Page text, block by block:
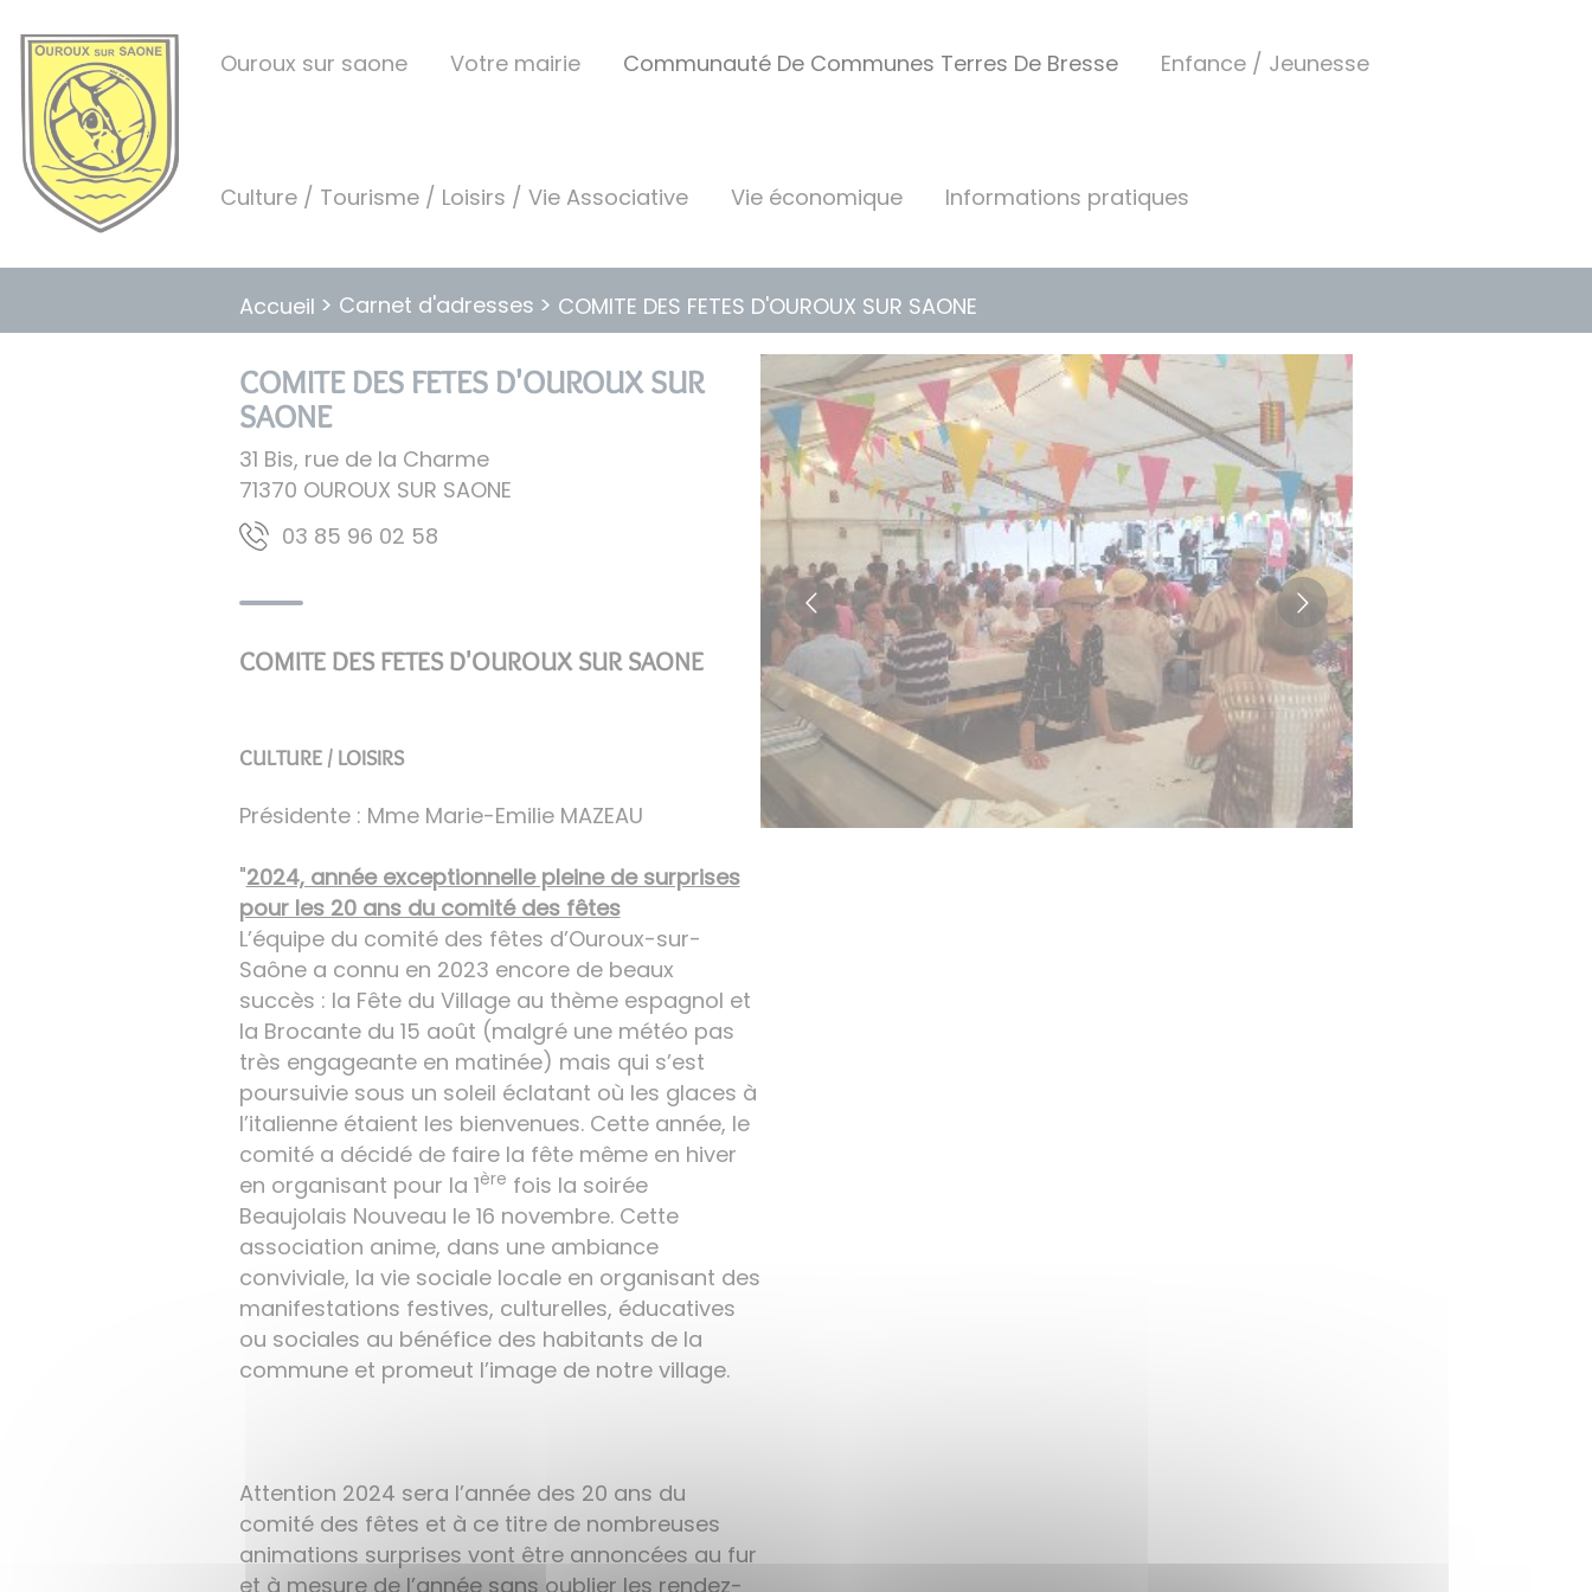
d'accès
rapide
au
menu
d'accès
rapide
au
contenu
principal
d'accès
rapide
recherche
d'accès
rapide
au
pied
de
page
Ouroux sur saone Votre mairie Communauté De Communes Terres De Bresse Enfance / Jeunesse
Culture / Tourisme / Loisirs / Vie Associative Vie économique Informations pratiques
Accueil Carnet d'adresses COMITE DES FETES D'OUROUX SUR SAONE
COMITE DES FETES D'OUROUX SUR
SAONE
31 Bis, rue de la Charme
71370 OUROUX SUR SAONE
85 20 69 58 30
COMITE DES FETES D'OUROUX SUR SAONE
CULTURE / LOISIRS
Présidente : Mme Marie-Emilie MAZEAU
"2024, année exceptionnelle pleine de surprises
pour les 20 ans du comité des fêtes
L’équipe du comité des fêtes d’Ouroux-sur-
Saône a connu en 2023 encore de beaux
succès : la Fête du Village au thème espagnol et
la Brocante du 15 août (malgré une météo pas
très engageante en matinée) mais qui s’est
poursuivie sous un soleil éclatant où les glaces à
l’italienne étaient les bienvenues. Cette année, le
comité a décidé de faire la fête même en hiver
en organisant pour la 1ère fois la soirée
Beaujolais Nouveau le 16 novembre. Cette
association anime, dans une ambiance
conviviale, la vie sociale locale en organisant des
manifestations festives, culturelles, éducatives
ou sociales au bénéfice des habitants de la
commune et promeut l’image de notre village.
Attention 2024 sera l’année des 20 ans du
comité des fêtes et à ce titre de nombreuses
animations surprises vont être annoncées au fur
et à mesure de l’année sans oublier les rendez-